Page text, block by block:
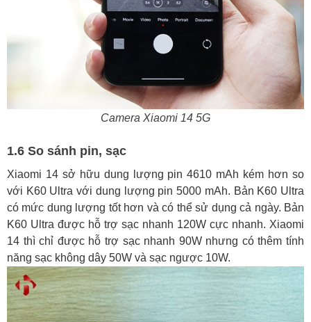
Camera Xiaomi 14 5G
1.6 So sánh pin, sạc
Xiaomi 14 sở hữu dung lượng pin 4610 mAh kém hơn so
với K60 Ultra với dung lượng pin 5000 mAh. Bản K60 Ultra
có mức dung lượng tốt hơn và có thể sử dụng cả ngày. Bản
K60 Ultra được hỗ trợ sạc nhanh 120W cực nhanh. Xiaomi
14 thì chỉ được hỗ trợ sạc nhanh 90W nhưng có thêm tính
năng sạc không dây 50W và sạc ngược 10W.